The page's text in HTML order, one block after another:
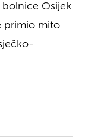
Osijek
primio mito